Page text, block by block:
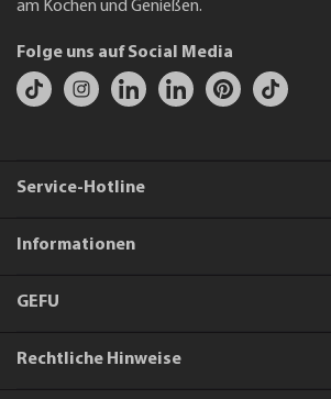
am Kochen und Genießen.
Folge uns auf Social Media
Service-Hotline
Informationen
GEFU
Rechtliche Hinweise